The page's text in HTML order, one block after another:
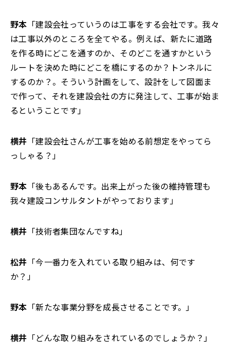
野本 「建設会社っていうのは工事をする会社です。我々
は工事以外のところを全てやる。例えば、新たに道路
を作る時にどこを通すのか、そのどこを通すかという
ルートを決めた時にどこを橋にするのか？トンネルに
するのか？。そういう計画をして、設計をして図面ま
で作って、それを建設会社の方に発注して、工事が始ま
るということです」
横井 「建設会社さんが工事を始める前想定をやってら
っしゃる？」
野本 「後もあるんです。出来上がった後の維持管理も
我々建設コンサルタントがやっております」
横井 「技術者集団なんですね」
松井 「今一番力を入れている取り組みは、何です
か？」
野本 「新たな事業分野を成長させることです。」
横井 「どんな取り組みをされているのでしょうか？」